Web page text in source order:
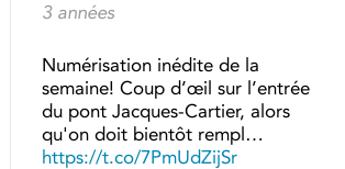
3 années
Numérisation inédite de la
semaine! Coup d’œil sur l’entrée
du pont Jacques-Cartier, alors
qu'on doit bientôt rempl…
https://t.co/7PmUdZijSr